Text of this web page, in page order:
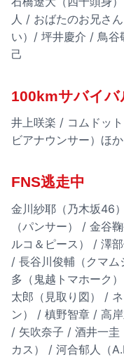
人 / おばたのお兄さ
い）/ 坪井慶介 / 鳥
己
100kmサバイバ
井上咲楽 / コムドッ
ビアナウンサー）ほか
FNS逃走中
金川紗耶（乃木坂46
（パンサー） / 金谷
ルコ＆ピース） / 澤
/ 長谷川俊輔（クマ
多（鬼越トマホーク
太郎（見取り図） /
ン） / 槙野智章 / 高
/ 矢吹奈子 / 酒井一圭
カス） / 河合郁人（